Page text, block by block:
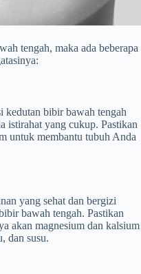
tengah, maka ada beberapa
kedutan bibir bawah tengah
istirahat yang cukup. Pastikan
untuk membantu tubuh Anda
yang sehat dan bergizi
bawah tengah. Pastikan
akan magnesium dan kalsium
dan susu.